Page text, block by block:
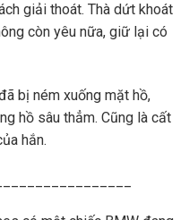
giải thoát. Thà dứt khoát
còn yêu nữa, giữ lại có
bị ném xuống mặt hồ,
hồ sâu thẳm. Cũng là cất
hắn.